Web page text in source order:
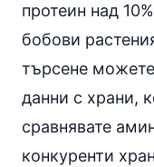
протеин над
бобови
търсене
данни с храни,
сравнявате
конкуренти